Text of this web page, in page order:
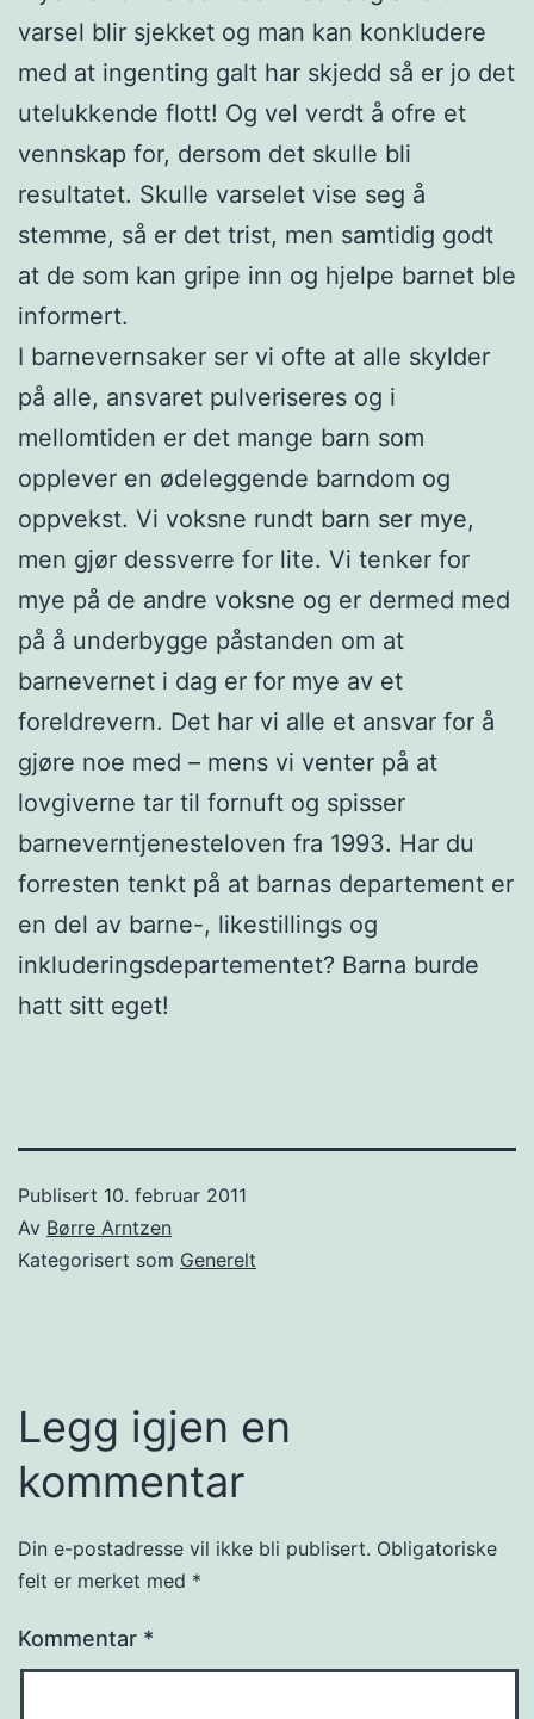
varsel blir sjekket og man kan konkludere
med at ingenting galt har skjedd så er jo det
utelukkende flott! Og vel verdt å ofre et
vennskap for, dersom det skulle bli
resultatet. Skulle varselet vise seg å
stemme, så er det trist, men samtidig godt
at de som kan gripe inn og hjelpe barnet ble
informert.
I barnevernsaker ser vi ofte at alle skylder
på alle, ansvaret pulveriseres og i
mellomtiden er det mange barn som
opplever en ødeleggende barndom og
oppvekst. Vi voksne rundt barn ser mye,
men gjør dessverre for lite. Vi tenker for
mye på de andre voksne og er dermed med
på å underbygge påstanden om at
barnevernet i dag er for mye av et
foreldrevern. Det har vi alle et ansvar for å
gjøre noe med – mens vi venter på at
lovgiverne tar til fornuft og spisser
barneverntjenesteloven fra 1993. Har du
forresten tenkt på at barnas departement er
en del av barne-, likestillings og
inkluderingsdepartementet? Barna burde
hatt sitt eget!
Publisert 10. februar 2011
Av Børre Arntzen
Kategorisert som Generelt
Legg igjen en
kommentar
Din e-postadresse vil ikke bli publisert. Obligatoriske
felt er merket med *
Kommentar *